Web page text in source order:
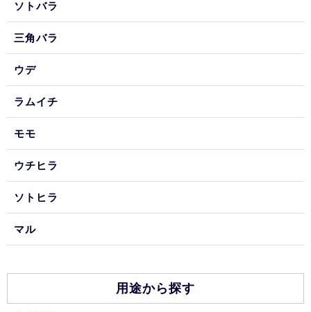
ソトバラ
三角バラ
ウデ
ラムイチ
モモ
ウチヒラ
ソトヒラ
マル
用途から探す